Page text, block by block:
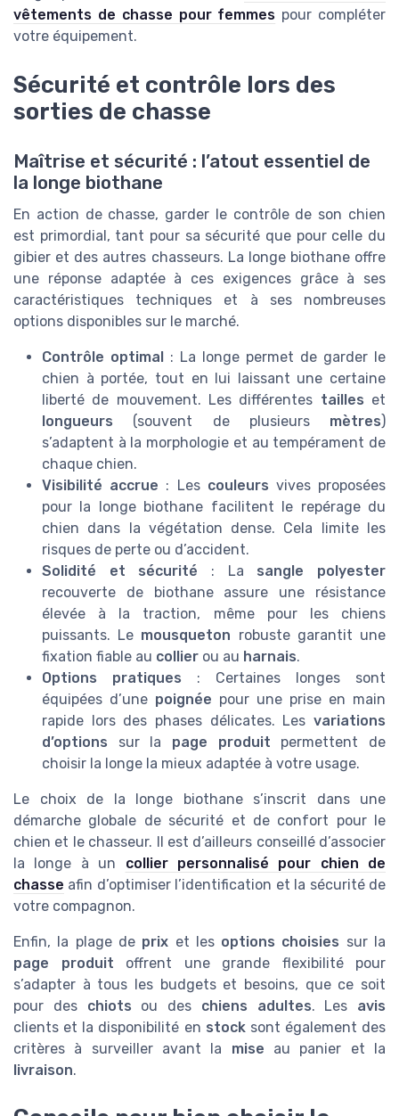
vêtements de chasse pour femmes pour compléter
votre équipement.
Sécurité et contrôle lors des
sorties de chasse
Maîtrise et sécurité : l’atout essentiel de
la longe biothane
En action de chasse, garder le contrôle de son chien
est primordial, tant pour sa sécurité que pour celle du
gibier et des autres chasseurs. La longe biothane offre
une réponse adaptée à ces exigences grâce à ses
caractéristiques techniques et à ses nombreuses
options disponibles sur le marché.
Contrôle optimal : La longe permet de garder le
chien à portée, tout en lui laissant une certaine
liberté de mouvement. Les différentes tailles et
longueurs (souvent de plusieurs mètres)
s’adaptent à la morphologie et au tempérament de
chaque chien.
Visibilité accrue : Les couleurs vives proposées
pour la longe biothane facilitent le repérage du
chien dans la végétation dense. Cela limite les
risques de perte ou d’accident.
Solidité et sécurité : La sangle polyester
recouverte de biothane assure une résistance
élevée à la traction, même pour les chiens
puissants. Le mousqueton robuste garantit une
fixation fiable au collier ou au harnais.
Options pratiques : Certaines longes sont
équipées d’une poignée pour une prise en main
rapide lors des phases délicates. Les variations
d’options sur la page produit permettent de
choisir la longe la mieux adaptée à votre usage.
Le choix de la longe biothane s’inscrit dans une
démarche globale de sécurité et de confort pour le
chien et le chasseur. Il est d’ailleurs conseillé d’associer
la longe à un collier personnalisé pour chien de
chasse afin d’optimiser l’identification et la sécurité de
votre compagnon.
Enfin, la plage de prix et les options choisies sur la
page produit offrent une grande flexibilité pour
s’adapter à tous les budgets et besoins, que ce soit
pour des chiots ou des chiens adultes. Les avis
clients et la disponibilité en stocksont également des
critères à surveiller avant la mise au panier et la
livraison.